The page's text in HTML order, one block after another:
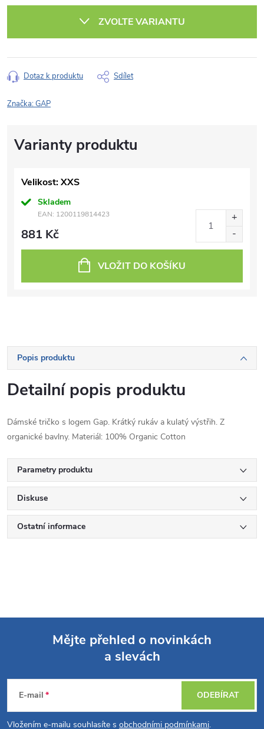
ZVOLTE VARIANTU
Dotaz k produktu Sdílet
Značka:GAP
Velikost: XXS
Skladem
EAN: 1200119814423
881 Kč
VLOŽIT DO KOŠÍKU
Popis produktu
Detailní popis produktu
Dámské tričko s logem Gap. Krátký rukáv a kulatý výstřih. Z
organické bavlny. Materiál: 100% Organic Cotton
Parametry produktu
Diskuse
Ostatní informace
Mějte přehled o novinkách
a slevách
E-mail
Vložením e-mailu souhlasíte s obchodními podmínkami.
ODEBÍRAT